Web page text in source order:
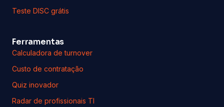
Teste DISC grátis
Ferramentas
Calculadora de turnover
Custo de contratação
Quiz inovador
Radar de profissionais TI